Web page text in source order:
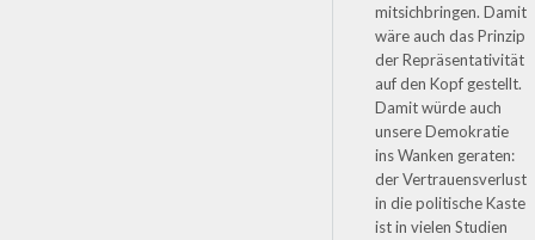
mitsichbringen. Damit
wäre auch das Prinzip
der Repräsentativität
auf den Kopf gestellt.
Damit würde auch
unsere Demokratie
ins Wanken geraten:
der Vertrauensverlust
in die politische Kaste
ist in vielen Studien